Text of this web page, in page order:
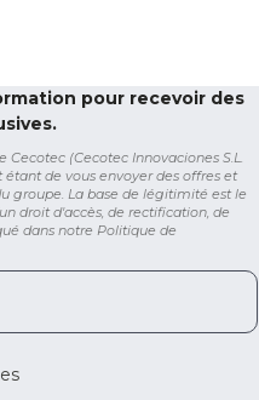
pour recevoir des
(Cecotec Innovaciones S.L.
de vous envoyer des offres et
groupe. La base de légitimité est le
droit d'accès, de rectification, de
dans notre Politique de